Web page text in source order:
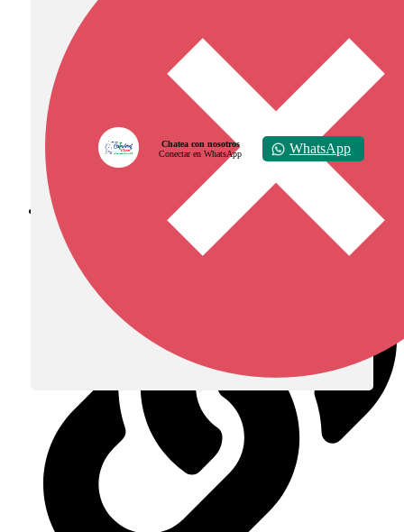
Diócesis de Zipaquirá
Chatea con nosotros
Conectar en WhatsApp
WhatsApp